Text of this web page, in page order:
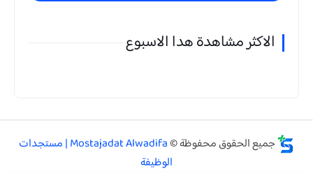
الاكثر مشاهدة هدا الاسبوع
جميع الحقوق محفوظة ©
Mostajadat Alwadifa | مستجدات
الوظيفة